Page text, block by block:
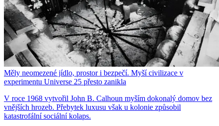
Měly neomezené jídlo, prostor i bezpečí. Myší civilizace v
experimentu Universe 25 přesto zanikla
V roce 1968 vytvořil John B. Calhoun myším dokonalý domov bez
vnějších hrozeb. Přebytek luxusu však u kolonie způsobil
katastrofální sociální kolaps.